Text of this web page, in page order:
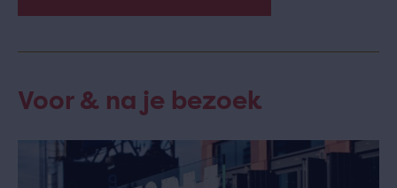
Voor & na je bezoek